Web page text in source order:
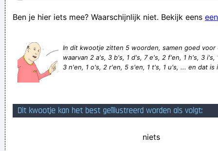
Ist das die 28? Is dit een nul?
versast!
Verknoei je tijd op een nuttige manier!
Geej se lèllike voel hod!
Ben je hier iets mee? Waarschijnlijk niet. Bekijk eens
In dit kwootje zitten 5 woorden, samen goed
waarvan 2 a's, 3 b's, 1 d's, 7 e's, 2 f'en, 1 h's, 3 i's,
3 n'en, 1 o's, 2 r'en, 5 s'en, 1 t's, 1 u's, ... en dat is
Dit kwootje kan het best geïllustreerd worden als volgt:
niets